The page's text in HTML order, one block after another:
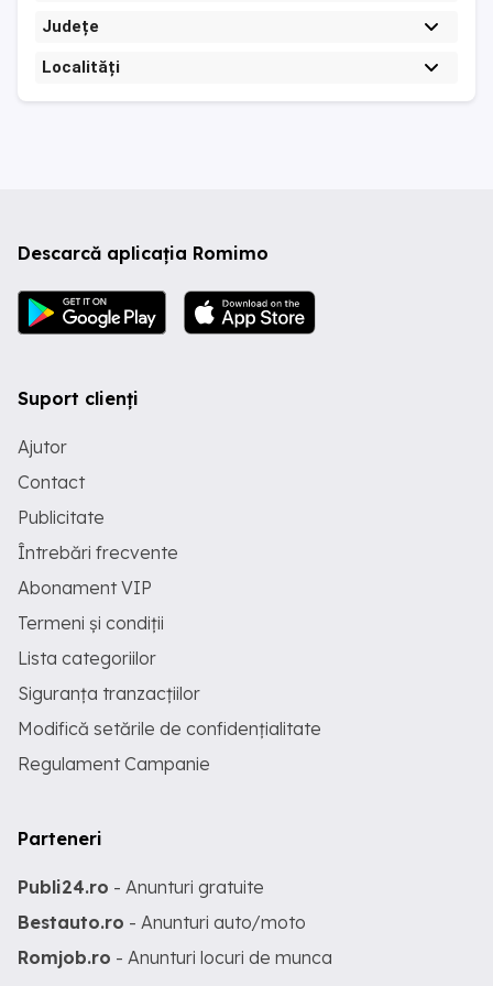
Județe
Localități
Descarcă aplicația Romimo
Suport clienți
Ajutor
Contact
Publicitate
Întrebări frecvente
Abonament VIP
Termeni și condiții
Lista categoriilor
Siguranța tranzacțiilor
Modifică setările de confidențialitate
Regulament Campanie
Parteneri
Publi24.ro - Anunturi gratuite
Bestauto.ro - Anunturi auto/moto
Romjob.ro - Anunturi locuri de munca